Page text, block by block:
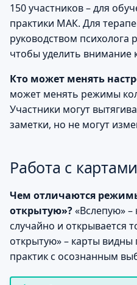
150 участников – для
практики МАК. Для
руководством психолога
чтобы уделить внимание
Кто может менять
может менять режимы
Участники могут
заметки, но не могут
Работа с картами
Чем отличаются
открытую»?«Вслепую» –
случайно и открывается
открытую» – карты
практик с осознанным